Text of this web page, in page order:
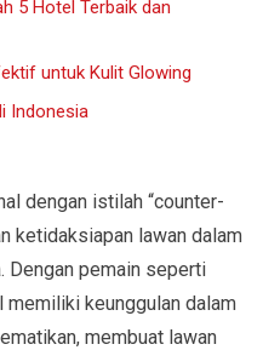
5 Hotel Terbaik dan
untuk Kulit Glowing
Indonesia
dengan istilah “counter-
ketidaksiapan lawan dalam
Dengan pemain seperti
memiliki keunggulan dalam
membuat lawan